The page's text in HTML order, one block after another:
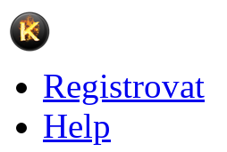
Registrovat
Help